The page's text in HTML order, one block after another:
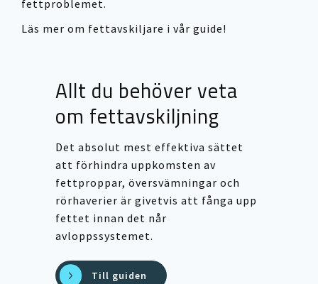
fettproblemet.
Läs mer om fettavskiljare i vår guide!
Allt du behöver veta
om fettavskiljning
Det absolut mest effektiva sättet
att förhindra uppkomsten av
fettproppar, översvämningar och
rörhaverier är givetvis att fånga upp
fettet innan det når
avloppssystemet.
Till guiden